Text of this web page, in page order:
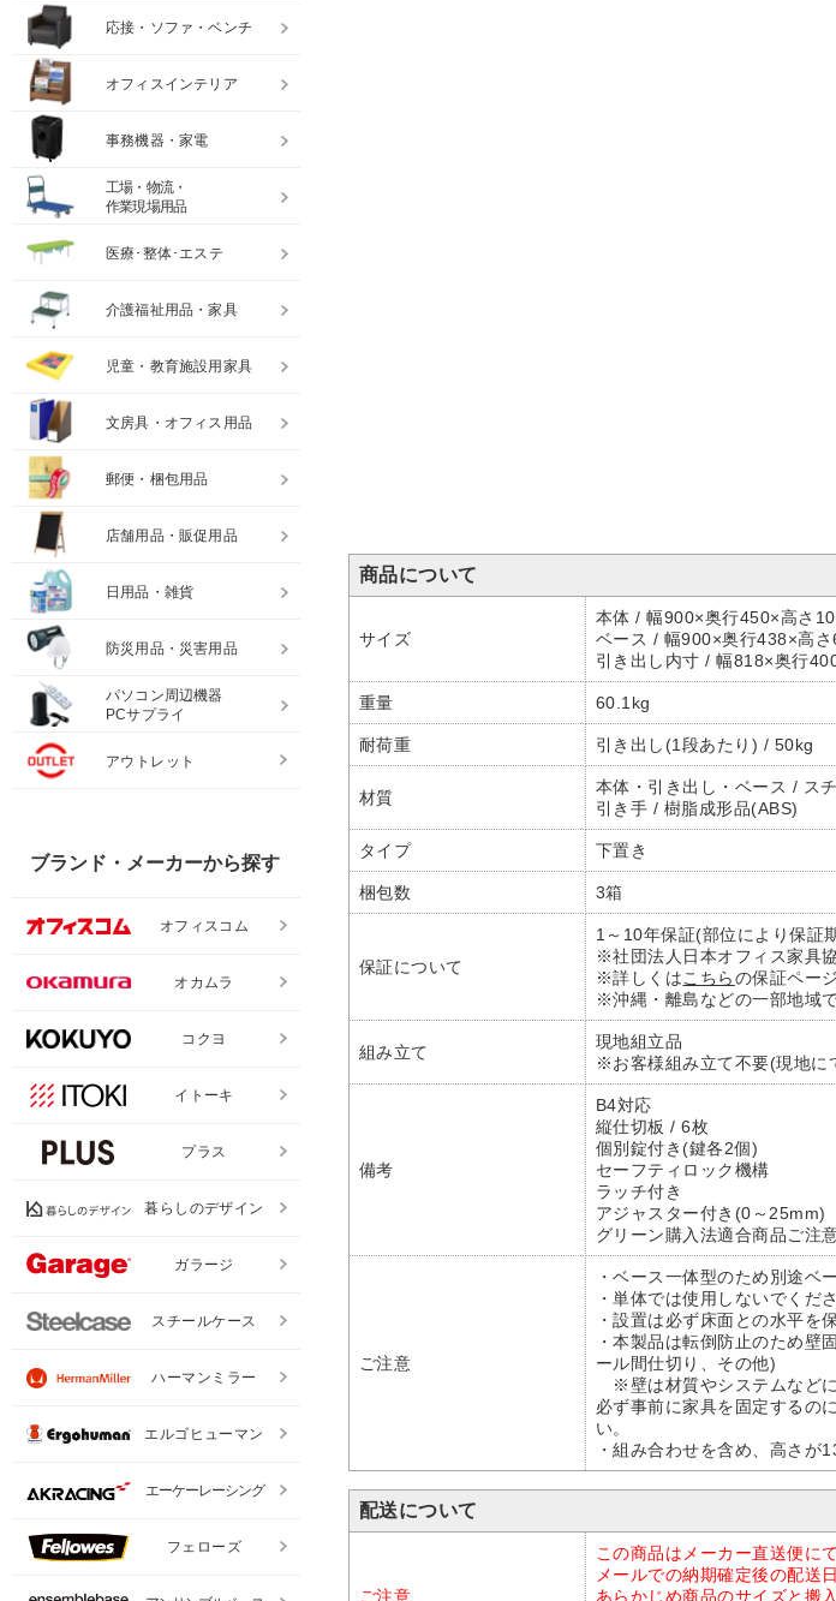
商品について
サイズ
本体 / 幅900×奥行450×高さ
ベース / 幅900×奥行438×高
引き出し内寸 / 幅818×奥行
重量 60.1kg
耐荷重 引き出し(1段あたり) / 50kg
材質
本体・引き出し・ベース / ス
引き手 / 樹脂成形品(ABS)
タイプ 下置き
梱包数 3箱
保証について
1～10年保証(部位により保証
※社団法人日本オフィス家具
※詳しくはこちらの保証ペー
※沖縄・離島などの一部地域
組み立て
現地組立品
※お客様組み立て不要(現地に
備考
B4対応
縦仕切板 / 6枚
個別錠付き(鍵各2個)
セーフティロック機構
ラッチ付き
アジャスター付き(0～25mm)
グリーン購入法適合商品ご注
ご注意
・ベース一体型のため別途ベ
・単体では使用しないでくださ
・設置は必ず床面との水平を
・本製品は転倒防止のため壁
ール間仕切り、その他)
※壁は材質やシステムなどに
必ず事前に家具を固定するの
い。
・組み合わせを含め、高さが
配送について
ご注意
この商品はメーカー直送便に
メールでの納期確定後の配送
あらかじめ商品のサイズと搬
応接・ソファ・ベンチ
オフィスインテリア
事務機器・家電
工場・物流・
作業現場用品
医療･整体･エステ
介護福祉用品・家具
児童・教育施設用家具
文房具・オフィス用品
郵便・梱包用品
店舗用品・販促用品
日用品・雑貨
防災用品・災害用品
パソコン周辺機器
PCサプライ
アウトレット
ブランド・メーカーから探す
オフィスコム
オカムラ
コクヨ
イトーキ
プラス
暮らしのデザイン
ガラージ
スチールケース
ハーマンミラー
エルゴヒューマン
エーケーレーシング
フェローズ